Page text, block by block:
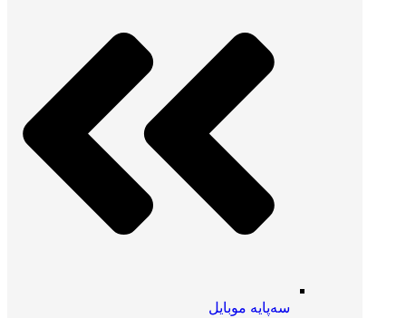
سه‌پایه موبایل